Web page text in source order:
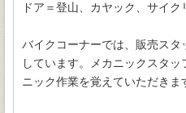
ドア＝登山、カヤック、サイク
バイクコーナーでは、販売ス
しています。メカニックスタ
ニック作業を覚えていただきま